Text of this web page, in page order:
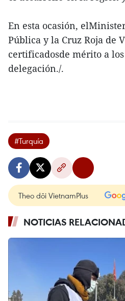
En esta ocasión,
Pública y la Cruz Roja de
certificadosde mérito a
delegación./.
#Turquía
Theo dõi VietnamPlus
NOTICIAS